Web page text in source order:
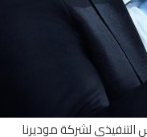
التنفيذي لشركة موديرنا